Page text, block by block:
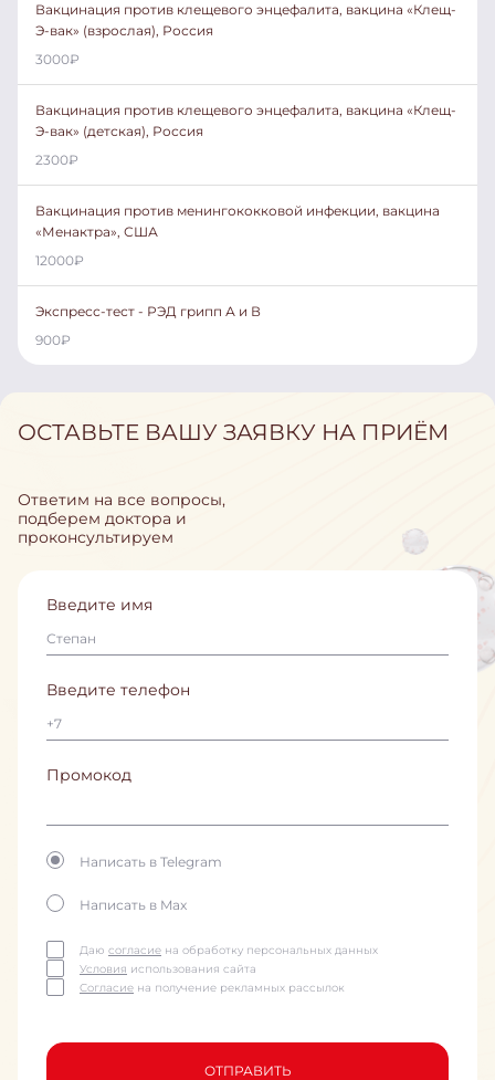
Вакцинация против клещевого энцефалита, вакцина «Клещ-
Э-вак» (взрослая), Россия
3000₽
Вакцинация против клещевого энцефалита, вакцина «Клещ-
Э-вак» (детская), Россия
2300₽
Вакцинация против менингококковой инфекции, вакцина
«Менактра», США
12000₽
Экспресс-тест - РЭД грипп А и В
900₽
ОСТАВЬТЕ ВАШУ ЗАЯВКУ НА ПРИЁМ
Ответим на все вопросы,
подберем доктора и
проконсультируем
Введите имя
Введите телефон
Промокод
Написать в Telegram
Написать в Max
Даю согласие на обработку персональных данных
Условия использования сайта
Согласие на получение рекламных рассылок
ОТПРАВИТЬ